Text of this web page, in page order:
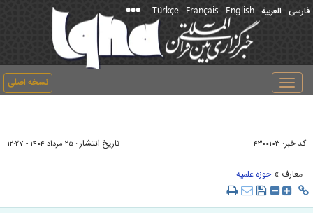
فارسی العربیة English
Français
Türkçe
نسخه اصلی
Toggle
navigation
کد خبر: ۴۳۰۰۱۰۳ تاریخ انتشار : ۲۵ مرداد ۱۴۰۴ - ۱۲:۲۷
معارف » حوزه علمیه